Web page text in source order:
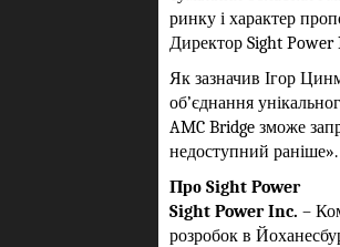
ринку і характер
Директор Sight Power
Як зазначив Ігор
об’єднання
AMC Bridge зможе
недоступний раніше».
Про Sight Power
Sight Power Inc. –
розробок в